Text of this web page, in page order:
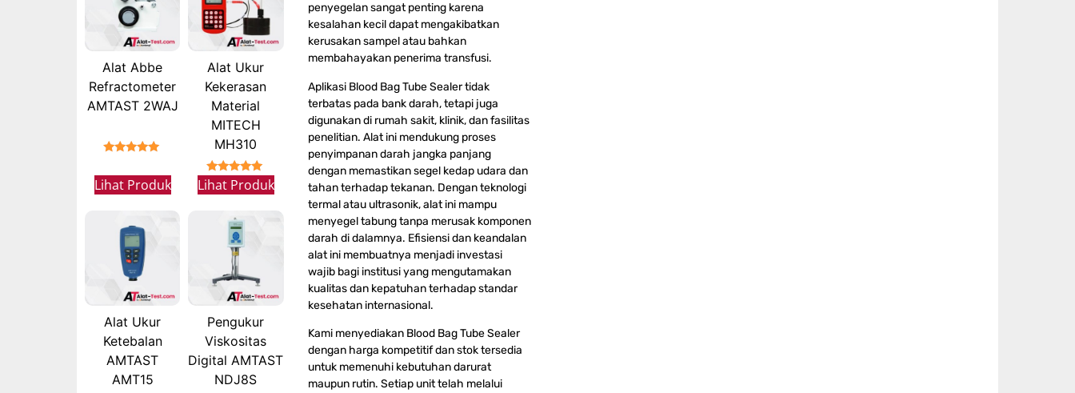
Alat Abbe
Refractometer
AMTAST 2WAJ
Lihat Produk
Alat Ukur
Kekerasan
Material
MITECH
MH310
★★★★★
Lihat Produk
Alat Ukur
Ketebalan
AMTAST
AMT15
Pengukur
Viskositas
Digital AMTAST
NDJ8S
penyegelan sangat penting karena
kesalahan kecil dapat mengakibatkan
kerusakan sampel atau bahkan
membahayakan penerima transfusi.
Aplikasi Blood Bag Tube Sealer tidak
terbatas pada bank darah, tetapi juga
digunakan di rumah sakit, klinik, dan fasilitas
penelitian. Alat ini mendukung proses
penyimpanan darah jangka panjang
dengan memastikan segel kedap udara dan
tahan terhadap tekanan. Dengan teknologi
termal atau ultrasonik, alat ini mampu
menyegel tabung tanpa merusak komponen
darah di dalamnya. Efisiensi dan keandalan
alat ini membuatnya menjadi investasi
wajib bagi institusi yang mengutamakan
kualitas dan kepatuhan terhadap standar
kesehatan internasional.
Kami menyediakan Blood Bag Tube Sealer
dengan harga kompetitif dan stok tersedia
untuk memenuhi kebutuhan darurat
maupun rutin. Setiap unit telah melalui